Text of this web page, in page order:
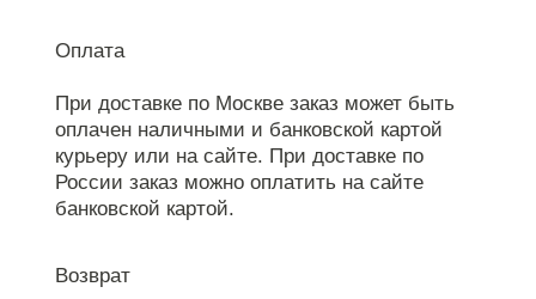
Оплата
При доставке по Москве заказ может быть
оплачен наличными и банковской картой
курьеру или на сайте. При доставке по
России заказ можно оплатить на сайте
банковской картой.
Возврат